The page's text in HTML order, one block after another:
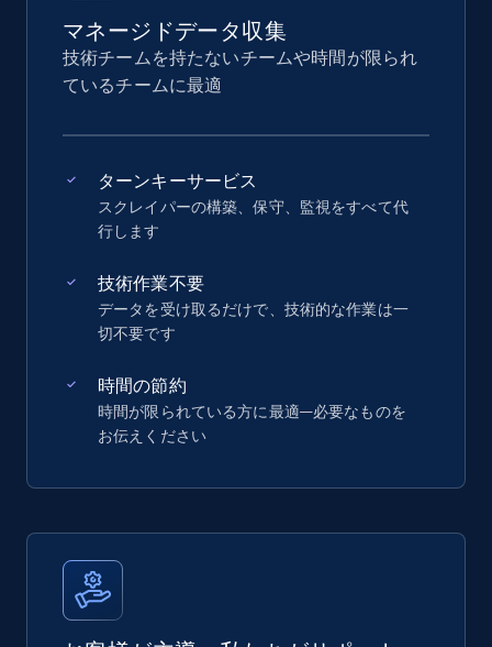
マネージドデータ収集
技術チームを持たないチームや時間が限られ
ているチームに最適
ターンキーサービス
スクレイパーの構築、保守、監視をすべて代
行します
技術作業不要
データを受け取るだけで、技術的な作業は一
切不要です
時間の節約
時間が限られている方に最適—必要なものを
お伝えください